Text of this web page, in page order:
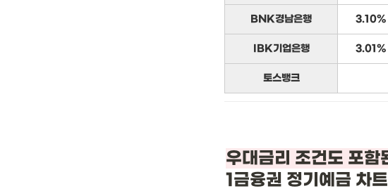
BNK경남은행 3.10%
IBK기업은행 3.01%
토스뱅크
1금융권 정기예금 차트